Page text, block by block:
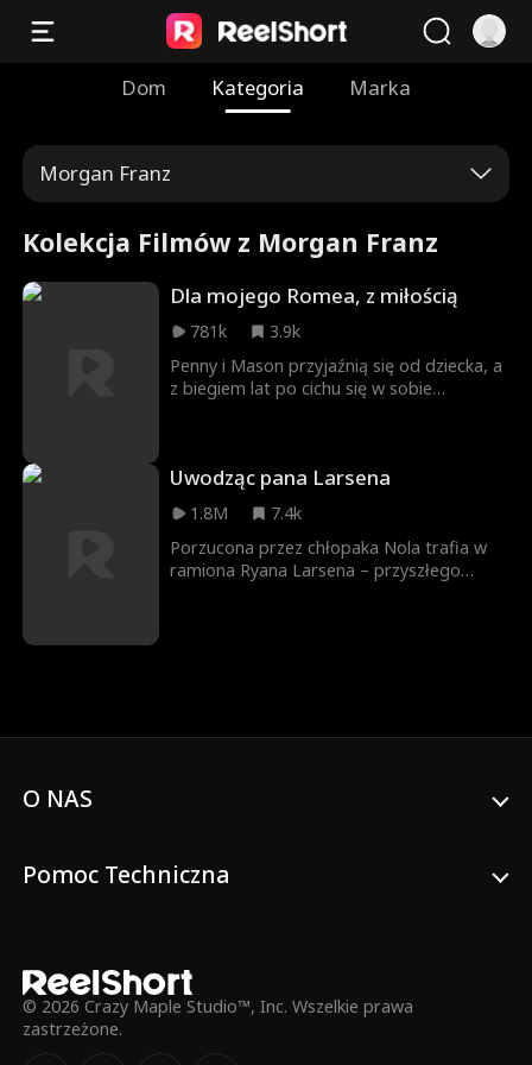
Dom Kategoria Marka
Morgan Franz
Kolekcja Filmów z Morgan Franz
Dla mojego Romea, z miłością
781k
3.9k
Penny i Mason przyjaźnią się od dziecka, a
z biegiem lat po cichu się w sobie
Postanawia odepchnąć ukochanego, by
uchronić go przed bólem po jej stracie.
Uwodząc pana Larsena
1.8M
7.4k
Porzucona przez chłopaka Nola trafia w
ramiona Ryana Larsena – przyszłego
O NAS
Pomoc Techniczna
© 2026 Crazy Maple Studio™, Inc. Wszelkie prawa
zastrzeżone.